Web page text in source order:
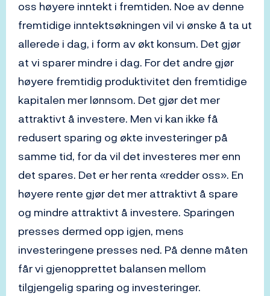
oss høyere inntekt i fremtiden. Noe av denne
fremtidige inntektsøkningen vil vi ønske å ta ut
allerede i dag, i form av økt konsum. Det gjør
at vi sparer mindre i dag. For det andre gjør
høyere fremtidig produktivitet den fremtidige
kapitalen mer lønnsom. Det gjør det mer
attraktivt å investere. Men vi kan ikke få
redusert sparing og økte investeringer på
samme tid, for da vil det investeres mer enn
det spares. Det er her renta «redder oss». En
høyere rente gjør det mer attraktivt å spare
og mindre attraktivt å investere. Sparingen
presses dermed opp igjen, mens
investeringene presses ned. På denne måten
får vi gjenopprettet balansen mellom
tilgjengelig sparing og investeringer.